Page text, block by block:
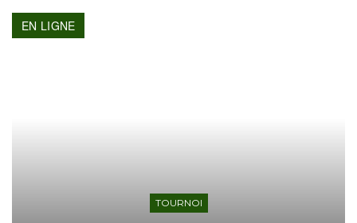
EN LIGNE
TOURNOI